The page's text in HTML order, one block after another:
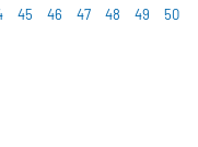
45 46 47 48 49
50